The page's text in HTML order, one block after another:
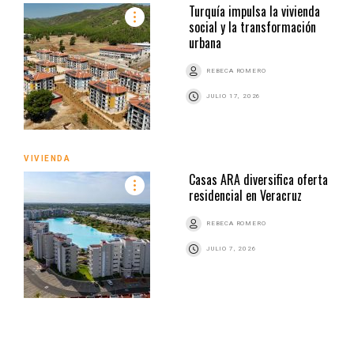
Turquía impulsa la vivienda
social y la transformación
urbana
REBECA ROMERO
JULIO 17, 2026
VIVIENDA
Casas ARA diversifica oferta
residencial en Veracruz
REBECA ROMERO
JULIO 7, 2026